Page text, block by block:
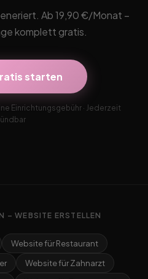
Ab 19,90 €/Monat –
komplett gratis.
starten
Einrichtungsgebühr · Jederzeit
– WEBSITE ERSTELLEN
Website für Restaurant
Website für Zahnarzt